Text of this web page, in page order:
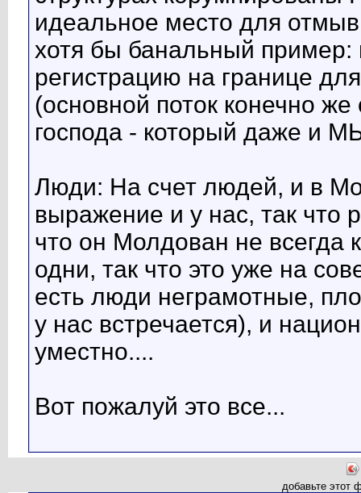
идеальное место для
хотя бы банальный пример:
регистрацию на границе
(основной поток конечно
господа - который даже и
Люди: На счет людей, и в
выражение и у нас, так что
что он Молдован не всегда
одни, так что это уже на
есть люди неграмотные,
у нас встречается), и
уместно....
Вот пожалуй это все...
добавьте этот